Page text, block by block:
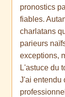
pronostics
fiables.
charlatans
parieurs
exceptions,
L'astuce du
J'ai entendu